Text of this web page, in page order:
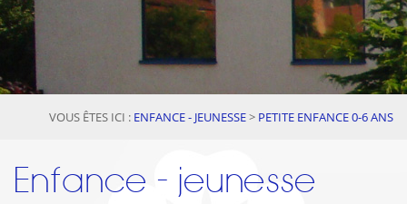
VOUS ÊTES ICI : ENFANCE - JEUNESSE> PETITE ENFANCE 0-6 ANS
Enfance - jeunesse